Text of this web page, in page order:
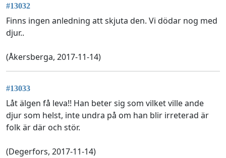
#13032
Finns ingen anledning att skjuta den. Vi dödar nog med
djur..
(Åkersberga, 2017-11-14)
#13033
Låt älgen få leva!! Han beter sig som vilket ville ande
djur som helst, inte undra på om han blir irreterad är
folk är där och stör.
(Degerfors, 2017-11-14)